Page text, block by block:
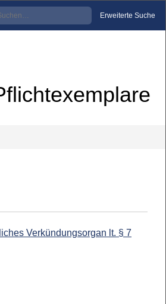
Erweiterte Suche
Verkündungsorgan lt. § 7